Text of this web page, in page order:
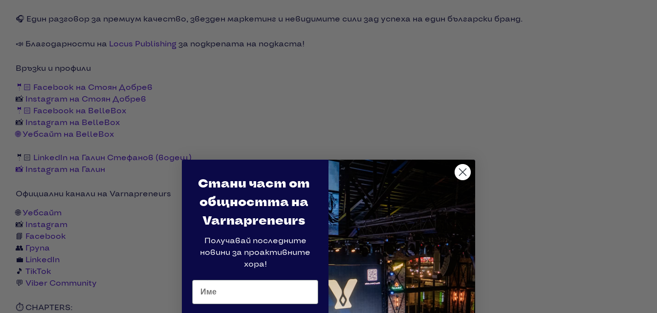
🎧 Един разговор за премиум качество, звезден маркетинг и невидимите сили зад успеха на един български бранд.
📣 Благодарности на Locus Publishing за подкрепата на подкаста!
Връзки и профили
🤵🏻 Facebook на Стоян Добрев
📸 Instagram на Стоян Добрев
🤵🏻 Facebook на BelleBox
📸 Instagram на BelleBox
🌐 Уебсайт на BelleBox
🤵🏻 LinkedIn на Галин Стефанов (водещ)
📸 Instagram на Галин
Официални канали на Varnapreneurs
🌐Уебсайт
📸 Instagram
📘 Facebook
👥 Група
💼 LinkedIn
🎵 TikTok
💬 Viber Community
⏱️ CHAPTERS:
Стани част от
общността на
Varnapreneurs
Получавай последните
новини за проактивните
хора!